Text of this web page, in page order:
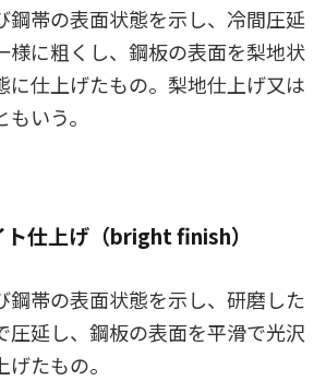
鋼帯の表面状態を示し、冷間圧延
様に粗くし、鋼板の表面を梨地状
に仕上げたもの。梨地仕上げ又は
いう。
仕上げ（bright finish）
鋼帯の表面状態を示し、研磨した
圧延し、鋼板の表面を平滑で光沢
たもの。